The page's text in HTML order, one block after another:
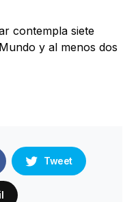
contempla siete
y al menos dos
Tweet